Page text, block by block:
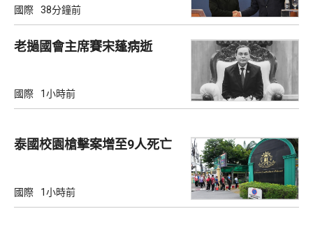
國際 38分鐘前
老撾國會主席賽宋蓬病逝
國際 1小時前
泰國校園槍擊案增至9人死亡
國際 1小時前